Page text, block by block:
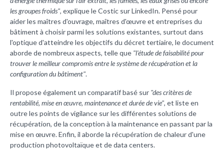
les groupes froids", explique le Costic sur LinkedIn. Pensé pour
aider les maîtres d'ouvrage, maîtres d'œuvre et entreprises du
bâtiment à choisir parmi les solutions existantes, surtout dans
l'optique d'atteindre les objectifs du décret tertiaire, le document
aborde de nombreux aspects, telle que "l'étude de faisabilité pour
trouver le meilleur compromis entre le système de récupération et la
configuration du bâtiment".
Il propose également un comparatif basé sur "des critères de
rentabilité, mise en œuvre, maintenance et durée de vie", et liste en
outre les points de vigilance sur les différentes solutions de
récupération, de la conception à la maintenance en passant par la
mise en œuvre. Enfin, il abordela récupération de chaleur d'une
production photovoltaïque et de data centers.